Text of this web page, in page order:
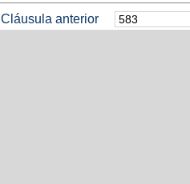
Cláusula anterior